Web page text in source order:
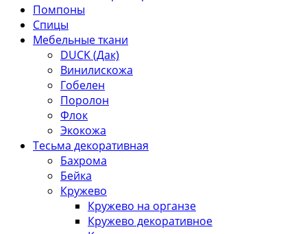
Помпоны
Спицы
Мебельные ткани
DUCK (Дак)
Винилискожа
Гобелен
Поролон
Флок
Экокожа
Тесьма декоративная
Бахрома
Бейка
Кружево
Кружево на органзе
Кружево декоративное